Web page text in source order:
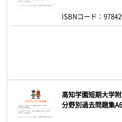
ISBNコード：
高知学園短期大学
分野別過去問題集